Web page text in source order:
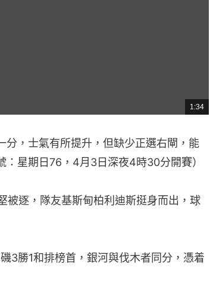
總
共
1:34
分，士氣有所提升，但缺少正選右閘，能
：星期日76，4月3日深夜4時30分開賽）
被逐，隊友基斯甸柏利迪斯挺身而出，球
3勝1和排榜首，銀河與伐木者同分，憑着